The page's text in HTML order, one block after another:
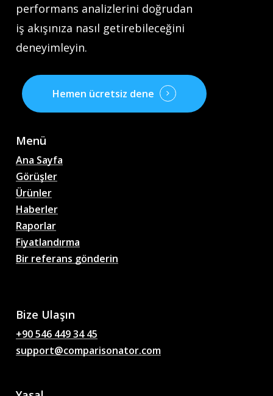
performans analizlerini doğrudan
iş akışınıza nasıl getirebileceğini
deneyimleyin.
Hemen ücretsiz dene
Menü
Ana Sayfa
Görüşler
Ürünler
Haberler
Raporlar
Fiyatlandırma
Bir referans gönderin
Bize Ulaşın
+90 546 449 34 45
support@comparisonator.com